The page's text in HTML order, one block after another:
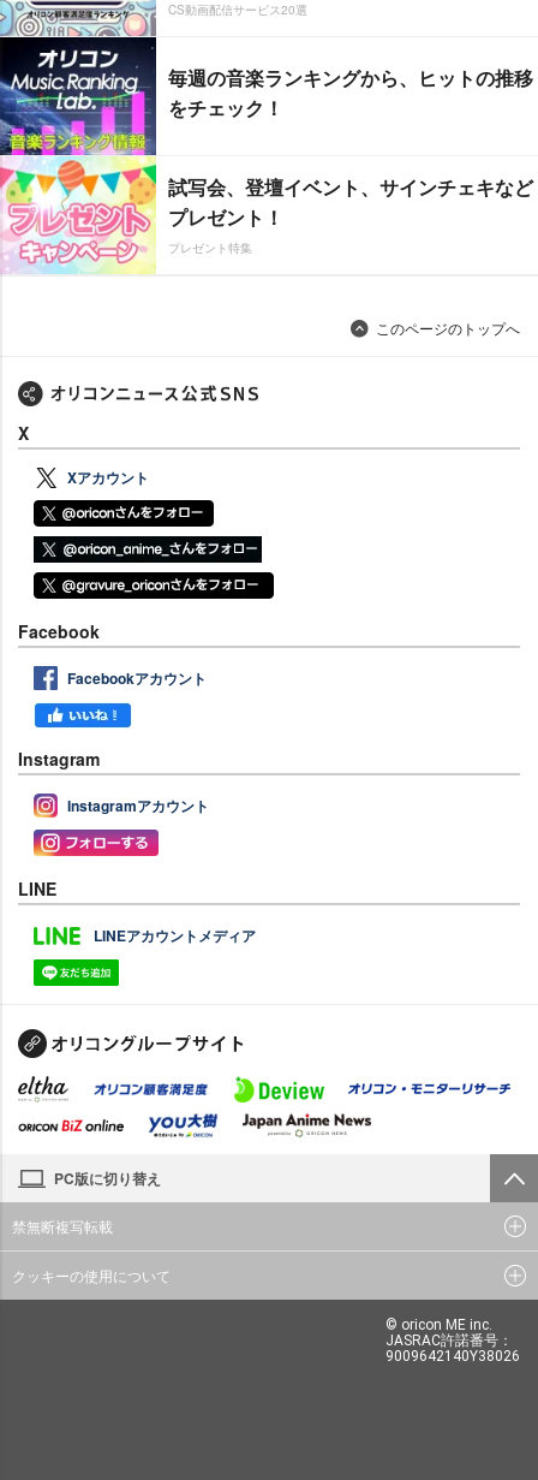
CS動画配信サービス20選
毎週の音楽ランキングから、ヒットの推移
をチェック！
試写会、登壇イベント、サインチェキなど
プレゼント！
プレゼント特集
このページのトップへ
X
Xアカウント
Facebook
Facebookアカウント
Instagram
Instagramアカウント
LINE
LINEアカウントメディア
PC版に切り替え
禁無断複写転載
クッキーの使用について
© oricon ME inc.
JASRAC許諾番号：
9009642140Y38026